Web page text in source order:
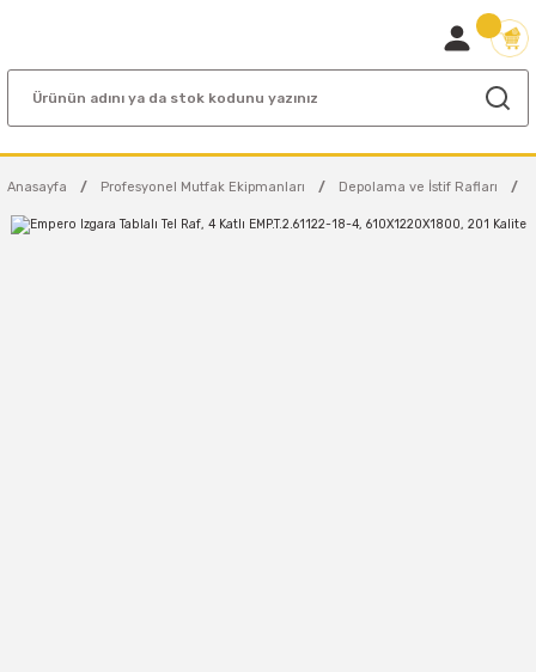
Anasayfa Profesyonel Mutfak Ekipmanları Depolama ve İstif Rafları